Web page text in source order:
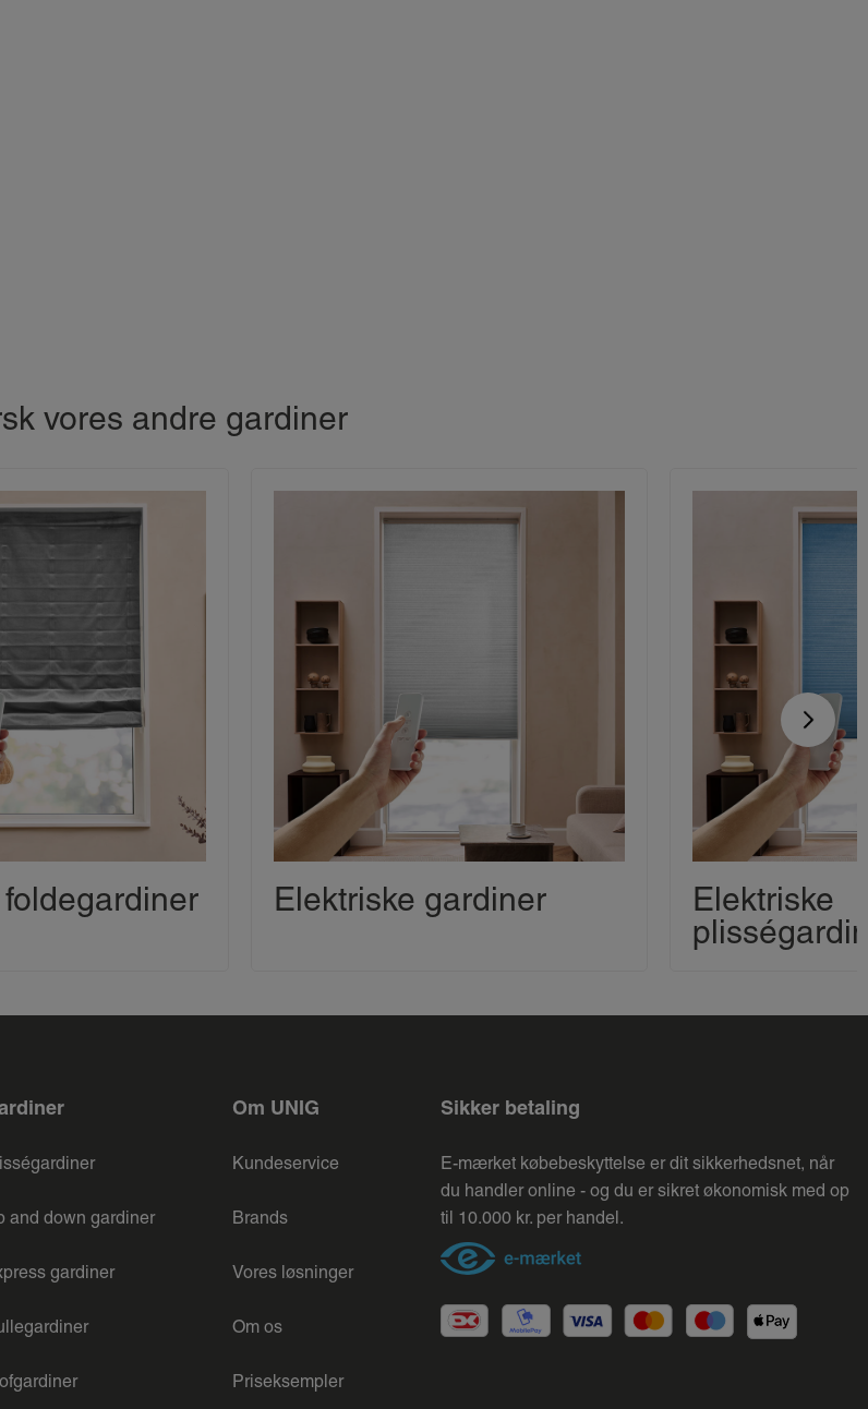
vores andre gardiner
Elektriske gardiner
Elektriske
and down gardiner
gardiner
Om UNIG
Kundeservice
Brands
Vores løsninger
Om os
Priseksempler
Sikker betaling
E-mærket købebeskyttelse er dit sikkerhedsnet, når
du handler online - og du er sikret økonomisk med op
til 10.000 kr. per handel.